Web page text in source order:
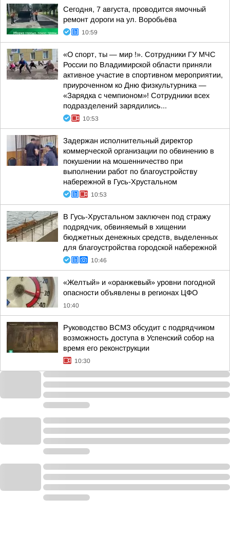
Сегодня, 7 августа, проводится ямочный
ремонт дороги на ул. Воробьёва
10:59
«О спорт, ты — мир !». Сотрудники ГУ МЧС
России по Владимирской области приняли
активное участие в спортивном мероприятии,
приуроченном ко Дню физкультурника —
«Зарядка с чемпионом»! Сотрудники всех
подразделений зарядились...
10:53
Задержан исполнительный директор
коммерческой организации по обвинению в
покушении на мошенничество при
выполнении работ по благоустройству
набережной в Гусь-Хрустальном
10:53
В Гусь-Хрустальном заключен под стражу
подрядчик, обвиняемый в хищении
бюджетных денежных средств, выделенных
для благоустройства городской набережной
10:46
«Желтый» и «оранжевый» уровни погодной
опасности объявлены в регионах ЦФО
10:40
Руководство ВСМЗ обсудит с подрядчиком
возможность доступа в Успенский собор на
время его реконструкции
10:30